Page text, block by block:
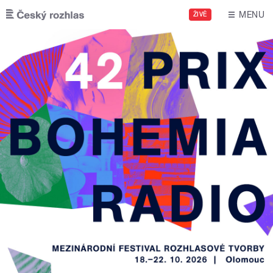
Přejít k hlavnímu obsahu
ŽIVĚ MENU